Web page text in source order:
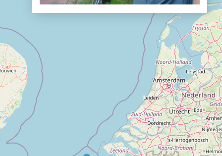
De groetjes terug
Doelloos
Ronde Van Flandriën
Dhr. Dries
Schapentocht
Het lossen van de kunst